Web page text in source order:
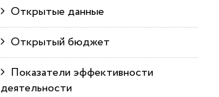
Открытые данные
Открытый бюджет
Показатели эффективности
деятельности